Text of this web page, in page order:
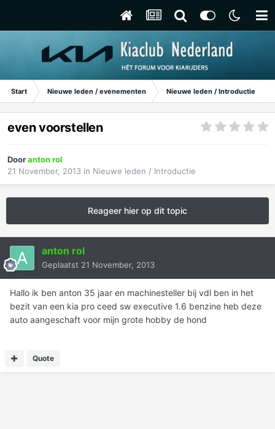
Start Nieuwe leden / evenementen Nieuwe leden / Introductie
even voorstellen
Dooranton rol
21 November, 2013 in Nieuwe leden / Introductie
Reageer hier op dit topic
anton rol
Geplaatst 21 November, 2013
Hallo ik ben anton 35 jaar en machinesteller bij vdl ben in het
bezit van een kia pro ceed sw executive 1.6 benzine heb deze
auto aangeschaft voor mijn grote hobby de hond
Quote